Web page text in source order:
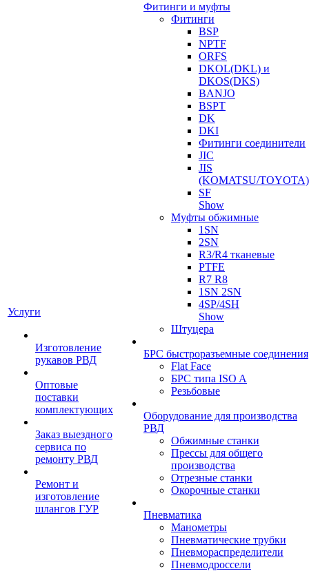
Услуги
Изготовление
рукавов РВД
Оптовые
поставки
комплектующих
Заказ выездного
сервиса по
ремонту РВД
Ремонт и
изготовление
шлангов ГУР
Фитинги и муфты
Фитинги
BSP
NPTF
ORFS
DKOL(DKL) и
DKOS(DKS)
BANJO
BSPT
DK
DKI
Фитинги соединители
JIC
JIS
(KOMATSU/TOYOTA)
SF
Show
Муфты обжимные
1SN
2SN
R3/R4 тканевые
PTFE
R7 R8
1SN 2SN
4SP/4SH
Show
Штуцера
БРС быстроразъемные соединения
Flat Face
БРС типа ISO A
Резьбовые
Оборудование для производства
РВД
Обжимные станки
Прессы для общего
производства
Отрезные станки
Окорочные станки
Пневматика
Манометры
Пневматические трубки
Пневмораспределители
Пневмодроссели